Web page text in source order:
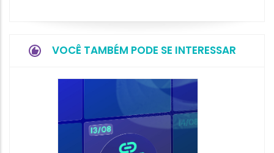
VOCÊ TAMBÉM PODE SE INTERESSAR